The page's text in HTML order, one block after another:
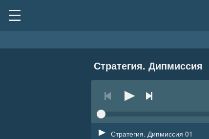
Стратегия. Дипмиссия
Стратегия. Дипмиссия 01